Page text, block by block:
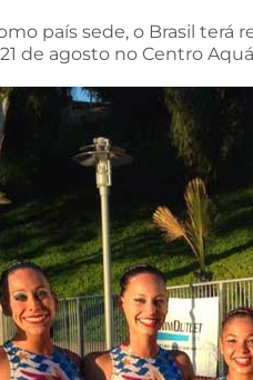
país sede, o Brasil
de agosto no Centro